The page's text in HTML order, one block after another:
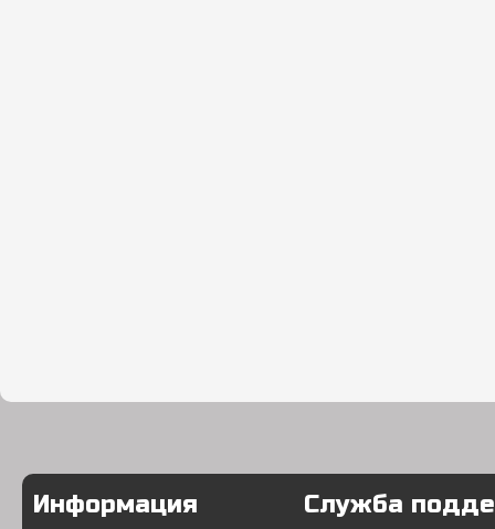
Информация Служба